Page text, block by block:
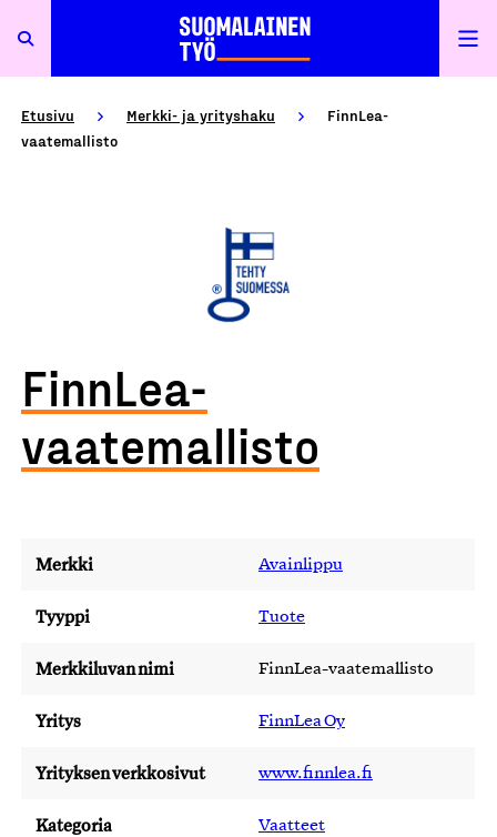
Etusivu Merkki- ja yrityshaku
FinnLea-
vaatemallisto
FinnLea-
vaatemallisto
Merkki Avainlippu
Tyyppi Tuote
Merkkiluvan nimi FinnLea-vaatemallisto
Yritys FinnLea Oy
Yrityksen verkkosivut www.finnlea.fi
Kategoria Vaatteet